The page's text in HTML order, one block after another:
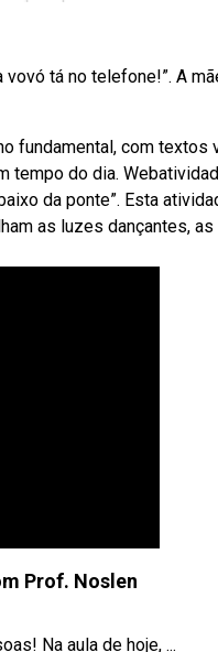
vovó tá no telefone!”. A
fundamental, com textos
tempo do dia.
da ponte”. Esta
as luzes dançantes, as
Prof. Noslen
Na aula de hoje, ...